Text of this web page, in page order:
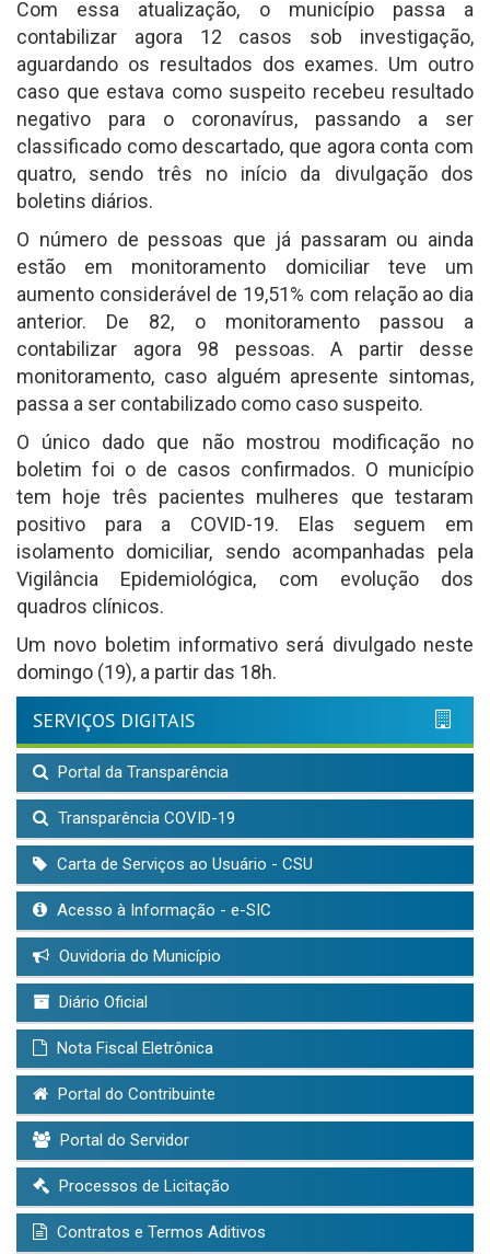
Com essa atualização, o município passa a
contabilizar agora 12 casos sob investigação,
aguardando os resultados dos exames. Um outro
caso que estava como suspeito recebeu resultado
negativo para o coronavírus, passando a ser
classificado como descartado, que agora conta com
quatro, sendo três no início da divulgação dos
boletins diários.
O número de pessoas que já passaram ou ainda
estão em monitoramento domiciliar teve um
aumento considerável de 19,51% com relação ao dia
anterior. De 82, o monitoramento passou a
contabilizar agora 98 pessoas. A partir desse
monitoramento, caso alguém apresente sintomas,
passa a ser contabilizado como caso suspeito.
O único dado que não mostrou modificação no
boletim foi o de casos confirmados. O município
tem hoje três pacientes mulheres que testaram
positivo para a COVID-19. Elas seguem em
isolamento domiciliar, sendo acompanhadas pela
Vigilância Epidemiológica, com evolução dos
quadros clínicos.
Um novo boletim informativo será divulgado neste
domingo (19), a partir das 18h.
SERVIÇOS DIGITAIS
Portal da Transparência
Transparência COVID-19
Carta de Serviços ao Usuário - CSU
Acesso à Informação - e-SIC
Ouvidoria do Município
Diário Oficial
Nota Fiscal Eletrônica
Portal do Contribuinte
Portal do Servidor
Processos de Licitação
Contratos e Termos Aditivos